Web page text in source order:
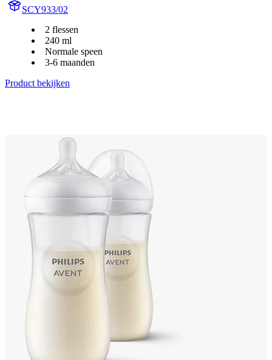
SCY933/02
2 flessen
240 ml
Normale speen
3-6 maanden
Product bekijken